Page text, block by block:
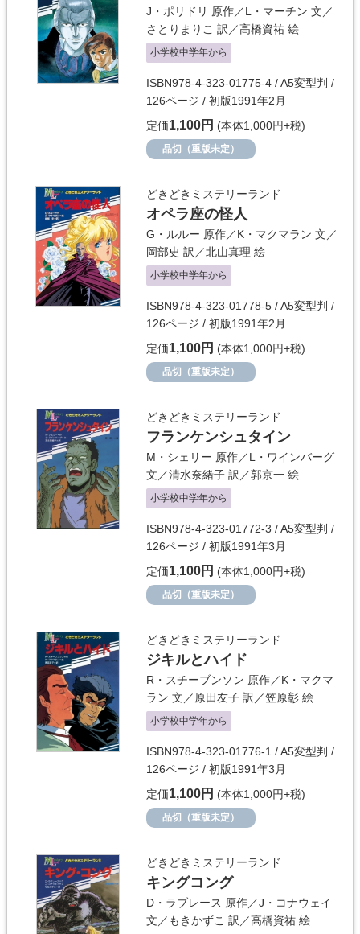
J・ポリドリ 原作／L・マーチン 文／
さとりまりこ 訳／高橋資祐 絵
小学校中学年から
ISBN978-4-323-01775-4 / A5変型判 /
126ページ / 初版1991年2月
定価1,100円 (本体1,000円+税)
品切（重版未定）
どきどきミステリーランド
オペラ座の怪人
G・ルルー 原作／K・マクマラン 文／
岡部史 訳／北山真理 絵
小学校中学年から
ISBN978-4-323-01778-5 / A5変型判 /
126ページ / 初版1991年2月
定価1,100円 (本体1,000円+税)
品切（重版未定）
どきどきミステリーランド
フランケンシュタイン
M・シェリー 原作／L・ワインバーグ
文／清水奈緒子 訳／郭京一 絵
小学校中学年から
ISBN978-4-323-01772-3 / A5変型判 /
126ページ / 初版1991年3月
定価1,100円 (本体1,000円+税)
品切（重版未定）
どきどきミステリーランド
ジキルとハイド
R・スチーブンソン 原作／K・マクマ
ラン 文／ 原田友子 訳／笠原彰 絵
小学校中学年から
ISBN978-4-323-01776-1 / A5変型判 /
126ページ / 初版1991年3月
定価1,100円 (本体1,000円+税)
品切（重版未定）
どきどきミステリーランド
キングコング
D・ラブレース 原作／J・コナウェイ
文／ もきかずこ 訳／高橋資祐 絵